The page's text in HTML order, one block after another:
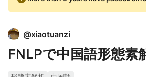
@xiaotuanzi
FNLPで中国語形態素